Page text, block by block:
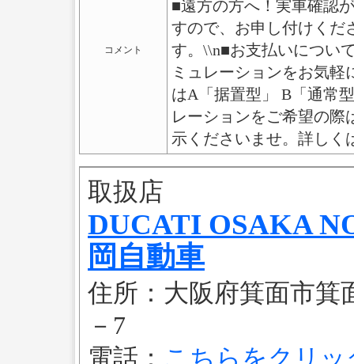
コメント
■遠方の方へ！実車確認
すので、お申し付けくだ
す。\\n■お支払いについ
ミュレーションをお気
はA「据置型」 B「通常
レーションをご希望の際
示くださいませ。詳しく
取扱店
DUCATI OSAKA
岡自動車
住所：大阪府箕面市箕
－7
電話： こちらをクリッ